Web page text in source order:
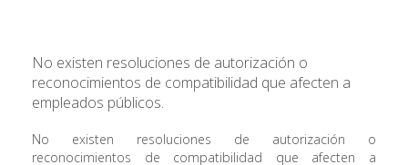
públicos
No existen resoluciones de autorización o
reconocimientos de compatibilidad que afecten a
empleados públicos.
No existen resoluciones de autorización o
reconocimientos de compatibilidad que afecten a